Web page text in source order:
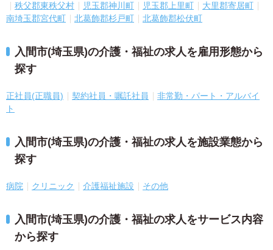
秩父郡東秩父村
児玉郡神川町 児玉郡上里町
大里郡寄居町
南埼玉郡宮代町
北葛飾郡杉戸町 北葛飾郡松伏町
入間市(埼玉県)の介護・福祉の求人を雇用形態から
探す
正社員(正職員) 契約社員・嘱託社員
非常勤・パート・アルバイ
ト
入間市(埼玉県)の介護・福祉の求人を施設業態から
探す
病院 クリニック 介護福祉施設 その他
入間市(埼玉県)の介護・福祉の求人をサービス内容
から探す